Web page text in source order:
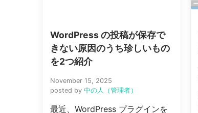
WordPress の投稿が保存で
きない原因のうち珍しいもの
を2つ紹介
November 15, 2025
posted by 中の人（管理者）
最近、WordPress プラグインを